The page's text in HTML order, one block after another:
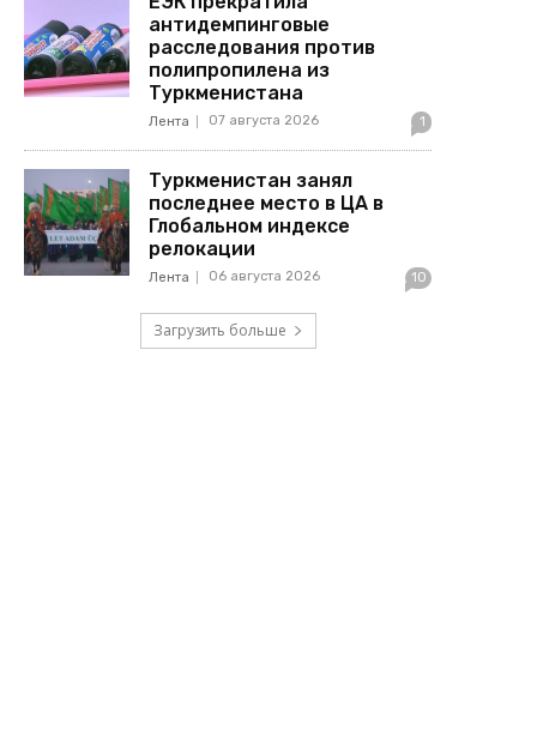
антидемпинговые
расследования против
полипропилена из
Туркменистана
Лента 07 августа 2026 1
Туркменистан занял
последнее место в ЦА в
Глобальном индексе
релокации
Лента 06 августа 2026 10
Загрузить больше